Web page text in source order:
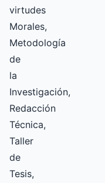
virtudes
Morales,
Metodología
de
la
Investigación,
Redacción
Técnica,
Taller
de
Tesis,